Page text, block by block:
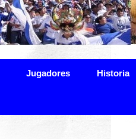
Jugadores Historia